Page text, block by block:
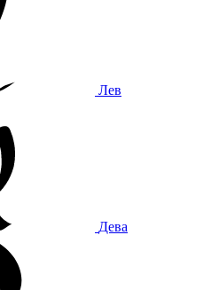
Лев
Дева